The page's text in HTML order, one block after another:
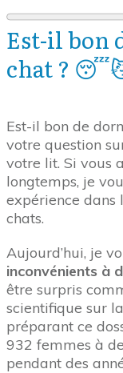
Est-il bon
chat ?
Est-il bon de
votre question
votre lit. Si vous
longtemps, je
expérience dans
chats.
Aujourd’hui, je
inconvénients à
être surpris
scientifique sur
préparant ce
932 femmes à
pendant des